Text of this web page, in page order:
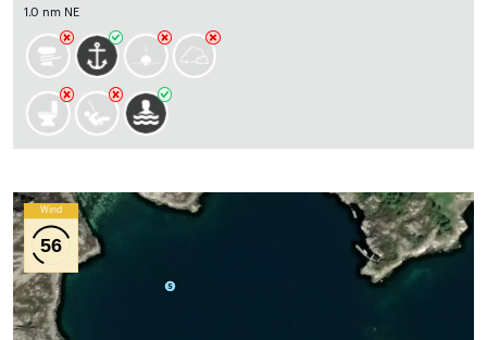
1.0 nm NE
Wind
56